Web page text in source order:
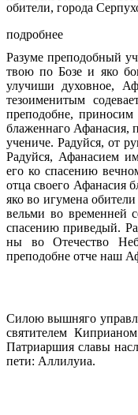
обители, города
подробнее
Разуме преподобный
твою по Бозе и яко
улучиши духовное,
тезоименитым
преподобне, приносим
блаженнаго Афанасия,
учениче. Радуйся, от
Радуйся, Афанасием
его ко спасению
отца своего Афанасия
яко во игумена
вельми во временней
спасению приведый.
ны во Отечество
преподобне отче наш
Силою вышняго
святителем
Патриаршия славы
пети: Аллилуиа.